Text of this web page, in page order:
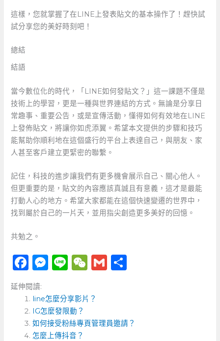
這樣，您就掌握了在LINE上發表貼文的基本操作了！趕快試
試分享您的美好時刻吧！
總結
結語
當今數位化的時代，「LINE如何發貼文？」這一課題不僅是
技術上的學習，更是一種與世界連結的方式。無論是分享日
常趣事、重要公告，或是宣傳活動，懂得如何有效地在LINE
上發佈貼文，將讓你如虎添翼。希望本文提供的步驟和技巧
能幫助你順利地在這個盛行的平台上表達自己，與朋友、家
人甚至客戶建立更緊密的聯繫。
記住，科技的進步讓我們有更多機會展示自己、關心他人。
但更重要的是，貼文的內容應該真誠且有意義，這才是最能
打動人心的地方。希望大家都能在這個快速變遷的世界中，
找到屬於自己的一片天，並用指尖創造更多美好的回憶。
共勉之。
F
a
c
e
b
M
ss
e
n
Li
e
W
C
a
G
延伸閱讀:
line怎麼分享影片？
IG怎麼發限動？
如何接受粉絲專頁管理員邀請？
怎麼上傳抖音？